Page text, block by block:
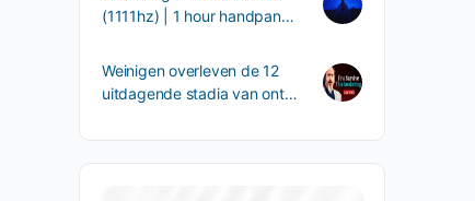
(1111hz) | 1 hour handpan…
Weinigen overleven de 12
uitdagende stadia van ont…